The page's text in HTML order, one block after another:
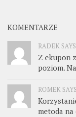
KOMENTARZE
RADEK
Z ekupon
poziom.
ROMEK
metoda na